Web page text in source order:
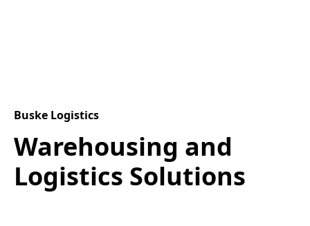
Buske Logistics
Warehousing and
Logistics Solutions